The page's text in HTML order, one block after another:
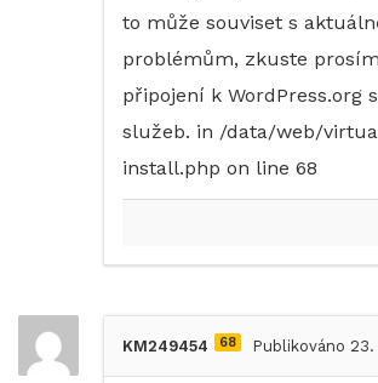
to může souviset s
problémům, zkuste
připojení k WordPress.org
služeb. in /data/web/
install.php on line 68
KM249454 68 Publikováno